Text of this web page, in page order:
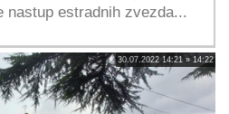
nastup estradnih zvezda...
30.07.2022 14:21 » 14:22